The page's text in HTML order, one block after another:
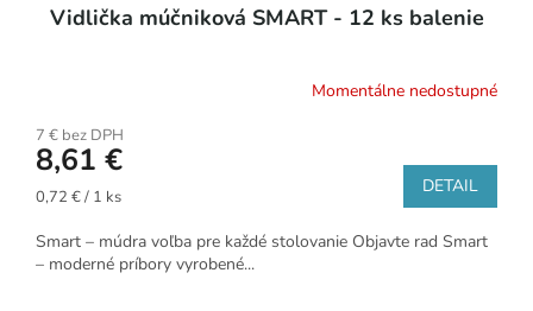
Vidlička múčniková SMART - 12 ks balenie
Momentálne nedostupné
7 € bez DPH
8,61 €
Jednotková
0,72 € / 1 ks DETAIL
Smart – múdra voľba pre každé stolovanie Objavte rad Smart
– moderné príbory vyrobené...